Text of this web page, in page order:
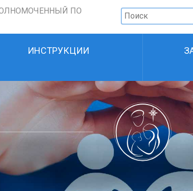
ПО
ИНСТРУКЦИИ